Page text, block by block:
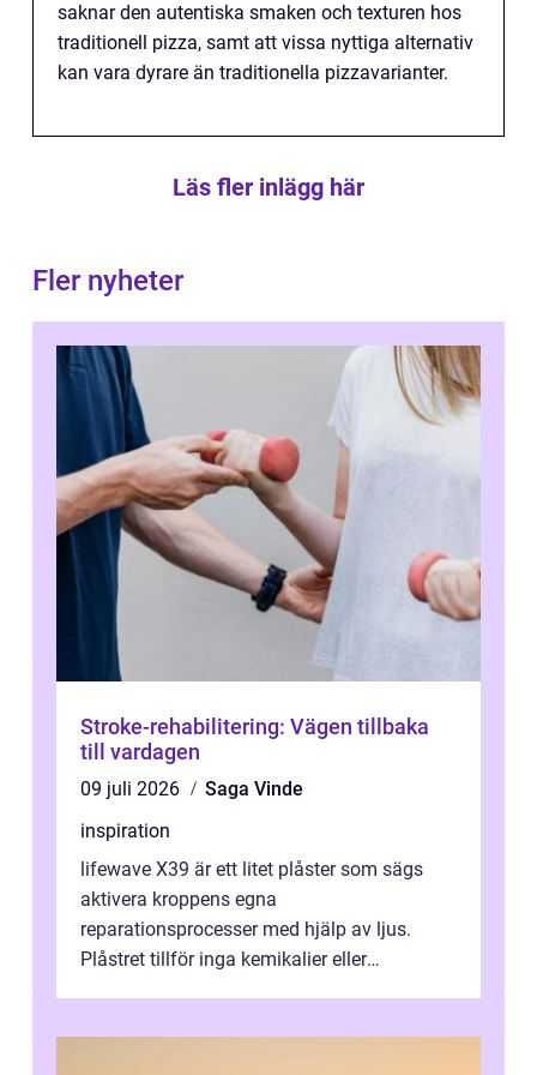
saknar den autentiska smaken och texturen hos
traditionell pizza, samt att vissa nyttiga alternativ
kan vara dyrare än traditionella pizzavarianter.
Läs fler inlägg här
Fler nyheter
Stroke-rehabilitering: Vägen tillbaka
till vardagen
09 juli 2026
Saga Vinde
inspiration
lifewave X39 är ett litet plåster som sägs
aktivera kroppens egna
reparationsprocesser med hjälp av ljus.
Plåstret tillför inga kemikalier eller